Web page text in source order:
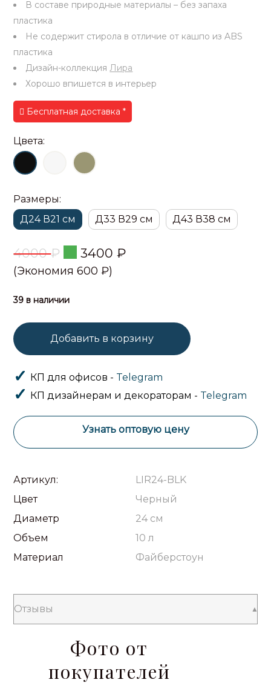
В составе природные материалы – без запаха
пластика
Не содержит стирола в отличие от кашпо из ABS
пластика
Дизайн-коллекцияЛира
Хорошо впишется в интерьер
Бесплатная доставка *
Цвета:
Размеры:
Д24 В21 см
Д33 В29 см Д43 В38 см
4000₽ 3400₽
(Экономия 600 ₽)
39 в наличии
Добавить в корзину
КП для офисов - Telegram
КП дизайнерам и декораторам - Telegram
Узнать оптовую цену
Артикул:
LIR24-BLK
Цвет
Черный
Диаметр
24 см
Объем
10 л
Материал
Файберстоун
Отзывы
Фото от
покупателей